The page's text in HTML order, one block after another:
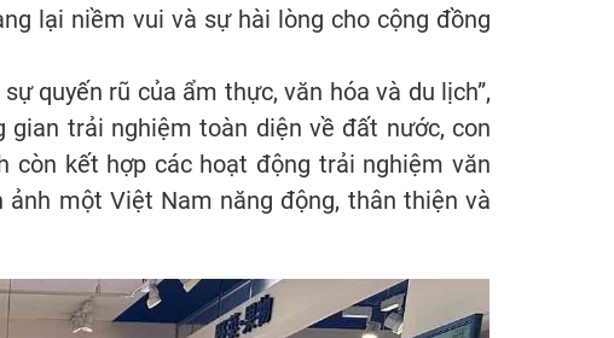
lại niềm vui và sự hài lòng cho cộng đồng
quyến rũ của ẩm thực, văn hóa và du lịch”,
gian trải nghiệm toàn diện về đất nước, con
còn kết hợp các hoạt động trải nghiệm văn
một Việt Nam năng động, thân thiện và